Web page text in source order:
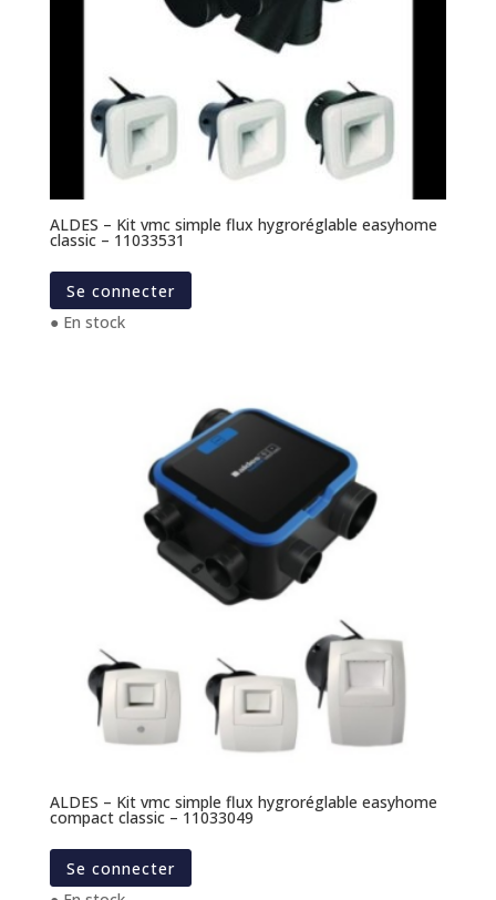
ALDES – Kit vmc simple flux hygroréglable easyhome
classic – 11033531
Se connecter
● En stock
ALDES – Kit vmc simple flux hygroréglable easyhome
compact classic – 11033049
Se connecter